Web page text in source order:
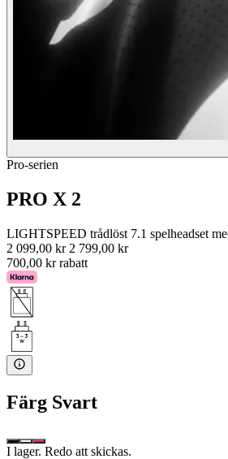
Pro-serien
PRO X 2
LIGHTSPEED trådlöst 7.1 spelheadset
2 099,00 kr 2 799,00 kr
700,00 kr rabatt
Färg Svart
I lager. Redo att skickas.